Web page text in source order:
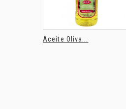
Aceite Oliva...